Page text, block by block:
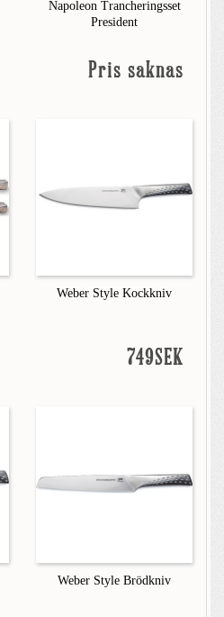
Napoleon Trancheringsset
President
Pris saknas
Weber Style Kockkniv
749SEK
Weber Style Brödkniv